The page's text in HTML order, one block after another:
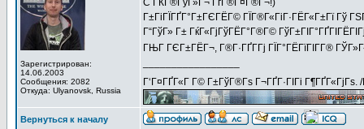
Зарегистрирован:
14.06.2003
Сообщения: 2082
Откуда: Ulyanovsk, Russia
C ГЌГ®ГўГ»Г¬ ГѓГ®Г¤Г®Г¬!)
Г±ГіГЇГҐГ°Г±ГЄГЁГ© ГЇГ®Г«ГіГ·ГЁГ«Г±Гї Гў
Г“ГўГ» Г± ГќГ«ГјГўГЁГ°Г®Г©
ГЊГ ГЄГ±ГЁГ¬, Г®Г·ГҐГ­Гј ГЇГ°ГЁГїГІГ­Г®
Г‘Г¤ГҐГ«Г Г© Г±ГўГ®Гѕ Г¬ГҐГ·ГІГі Г¶ГҐГ«ГјГѕ.
Вернуться к началу